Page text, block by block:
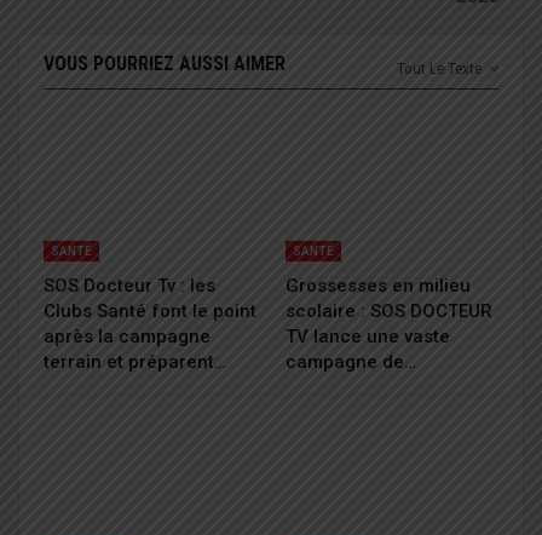
Tout Le Texte
VOUS POURRIEZ AUSSI AIMER
SANTÉ
SOS Docteur Tv : les
Clubs Santé font le point
après la campagne
terrain et préparent…
SANTÉ
Grossesses en milieu
scolaire : SOS DOCTEUR
TV lance une vaste
campagne de…